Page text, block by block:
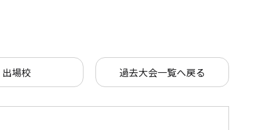
出場校 過去大会一覧へ戻る